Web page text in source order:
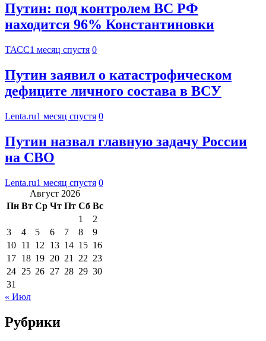
Путин: под контролем ВС РФ
находится 96% Константиновки
ТАСС1 месяц спустя 0
Путин заявил о катастрофическом
дефиците личного состава в ВСУ
Lenta.ru1 месяц спустя 0
Путин назвал главную задачу России
на СВО
Lenta.ru1 месяц спустя 0
Август 2026
Пн Вт Ср Чт Пт Сб Вс
1
2
3
4 5 6 7 8
9
10 11 12 13 14 15 16
17 18 19 20 21 22 23
24 25 26 27 28 29 30
31
« Июл
Рубрики